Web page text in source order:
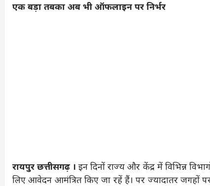
एक बड़ा तबका अब भी ऑफलाइन पर निर्भर
रायपुर छत्तीसगढ़ । इन दिनों राज्य और केंद्र में विभिन्न
लिए आवेदन आमंत्रित किए जा रहें हैं। पर ज्यादातर जगहों पर